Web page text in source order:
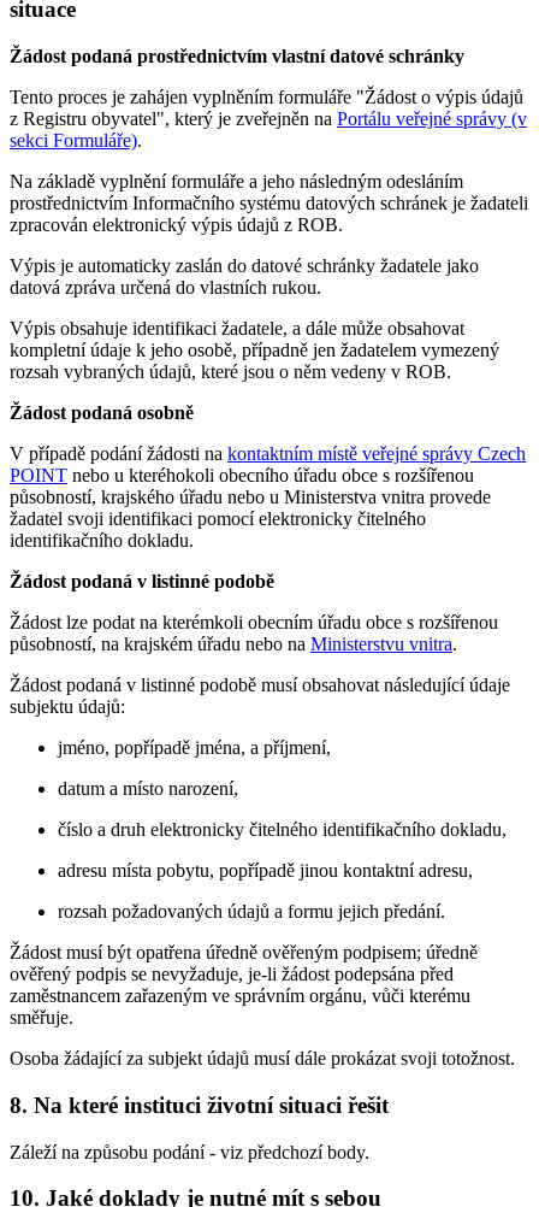
situace
Žádost podaná prostřednictvím vlastní datové schránky
Tento proces je zahájen vyplněním formuláře "Žádost o výpis údajů
z Registru obyvatel", který je zveřejněn na Portálu veřejné správy (v
sekci Formuláře).
Na základě vyplnění formuláře a jeho následným odesláním
prostřednictvím Informačního systému datových schránek je žadateli
zpracován elektronický výpis údajů z ROB.
Výpis je automaticky zaslán do datové schránky žadatele jako
datová zpráva určená do vlastních rukou.
Výpis obsahuje identifikaci žadatele, a dále může obsahovat
kompletní údaje k jeho osobě, případně jen žadatelem vymezený
rozsah vybraných údajů, které jsou o něm vedeny v ROB.
Žádost podaná osobně
V případě podání žádosti na kontaktním místě veřejné správy Czech
POINT nebo u kteréhokoli obecního úřadu obce s rozšířenou
působností, krajského úřadu nebo u Ministerstva vnitra provede
žadatel svoji identifikaci pomocí elektronicky čitelného
identifikačního dokladu.
Žádost podaná v listinné podobě
Žádost lze podat na kterémkoli obecním úřadu obce s rozšířenou
působností, na krajském úřadu nebo na Ministerstvu vnitra.
Žádost podaná v listinné podobě musí obsahovat následující údaje
subjektu údajů:
jméno, popřípadě jména, a příjmení,
datum a místo narození,
číslo a druh elektronicky čitelného identifikačního dokladu,
adresu místa pobytu, popřípadě jinou kontaktní adresu,
rozsah požadovaných údajů a formu jejich předání.
Žádost musí být opatřena úředně ověřeným podpisem; úředně
ověřený podpis se nevyžaduje, je-li žádost podepsána před
zaměstnancem zařazeným ve správním orgánu, vůči kterému
směřuje.
Osoba žádající za subjekt údajů musí dále prokázat svoji totožnost.
8. Na které instituci životní situaci řešit
Záleží na způsobu podání - viz předchozí body.
10. Jaké doklady je nutné mít s sebou